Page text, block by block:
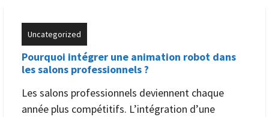
Uncategorized
Pourquoi intégrer une animation robot dans
les salons professionnels ?
Les salons professionnels deviennent chaque
année plus compétitifs. L’intégration d’une